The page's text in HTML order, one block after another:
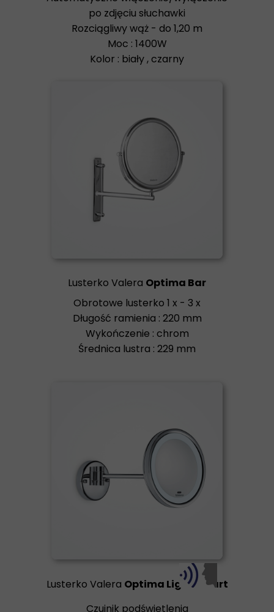
po zdjęciu słuchawki
Rozciągliwy wąż - do 1,20 m
Moc : 1400W
Kolor : biały , czarny
Lusterko Valera Optima Bar
Obrotowe lusterko 1 x - 3 x
Długość ramienia : 220 mm
Wykończenie : chrom
Średnica lustra : 229 mm
Lusterko Valera Optima Light Smart
Czujnik podświetlenia